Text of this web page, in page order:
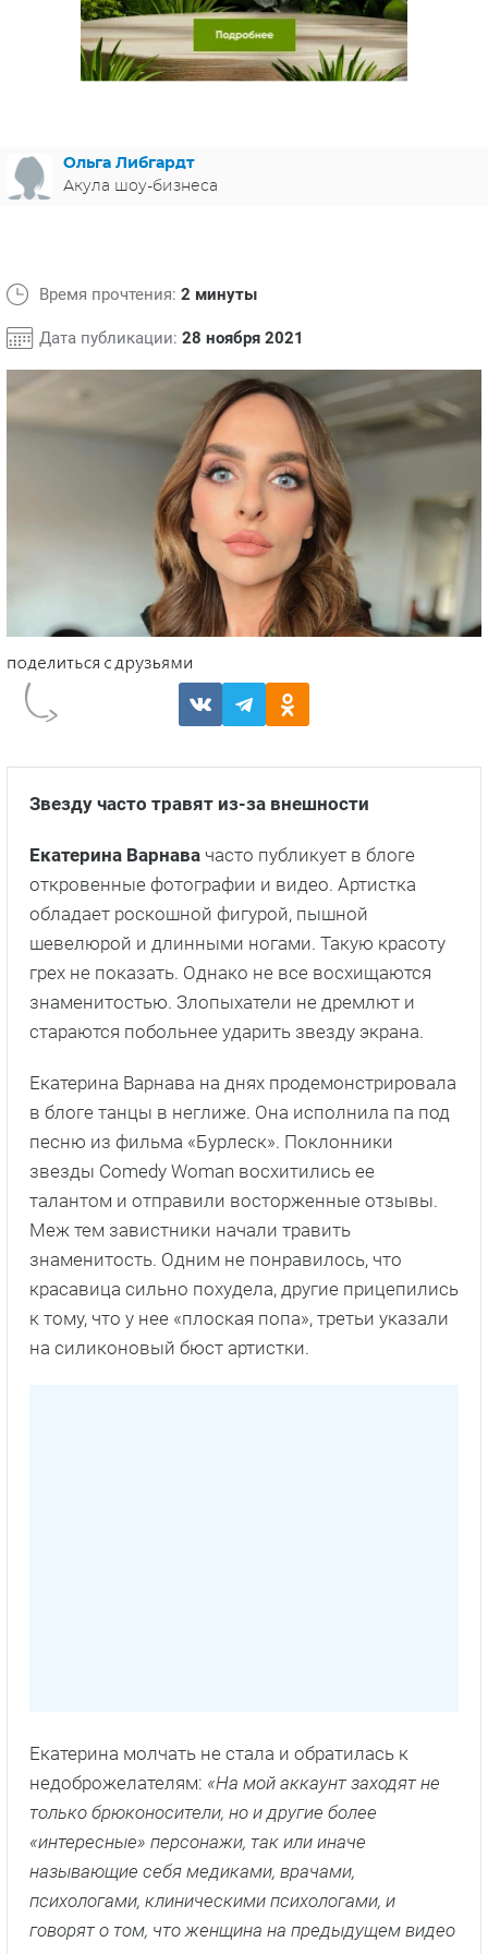
МЕЛОДРАМЫ
ИСПАНИЯ
ФРАНЦИЯ
СВЕТСКИЕ НОВОСТИ
Ольга Либгардт
Акула шоу-бизнеса
Время прочтения: 2 минуты
Дата публикации: 28 ноября 2021
Звезду часто травят из-за внешности
Екатерина Варнава часто публикует в блоге
откровенные фотографии и видео. Артистка
обладает роскошной фигурой, пышной
шевелюрой и длинными ногами. Такую красоту
грех не показать. Однако не все восхищаются
знаменитостью. Злопыхатели не дремлют и
стараются побольнее ударить звезду экрана.
Екатерина Варнава на днях продемонстрировала
в блоге танцы в неглиже. Она исполнила па под
песню из фильма «Бурлеск». Поклонники
звезды Comedy Woman восхитились ее
талантом и отправили восторженные отзывы.
Меж тем завистники начали травить
знаменитость. Одним не понравилось, что
красавица сильно похудела, другие прицепились
к тому, что у нее «плоская попа», третьи указали
на силиконовый бюст артистки.
Екатерина молчать не стала и обратилась к
недоброжелателям: «На мой аккаунт заходят не
только брюконосители, но и другие более
«интересные» персонажи, так или иначе
называющие себя медиками, врачами,
психологами, клиническими психологами, и
говорят о том, что женщина на предыдущем видео